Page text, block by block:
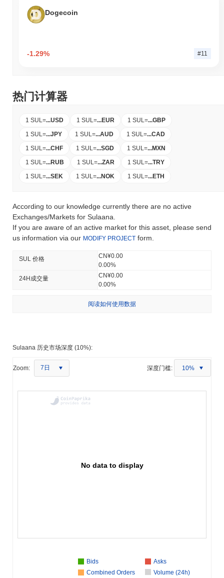
Dogecoin
-1.29% #11
热门计算器
1 SUL =...USD 1 SUL =...EUR 1 SUL =...GBP
1 SUL =...JPY 1 SUL =...AUD 1 SUL =...CAD
1 SUL =...CHF 1 SUL =...SGD 1 SUL =...MXN
1 SUL =...RUB 1 SUL =...ZAR 1 SUL =...TRY
1 SUL =...SEK 1 SUL =...NOK 1 SUL =...ETH
According to our knowledge currently there are no active
Exchanges/Markets for Sulaana.
If you are aware of an active market for this asset, please send
us information via our MODIFY PROJECT form.
SUL 价格
CN¥0.00
0.00%
24H成交量
CN¥0.00
0.00%
阅读如何使用数据
Sulaana 历史市场深度 (10%):
Zoom: 7日 深度门槛: 10%
No data to display
Bids
Asks
Combined Orders
Volume (24h)